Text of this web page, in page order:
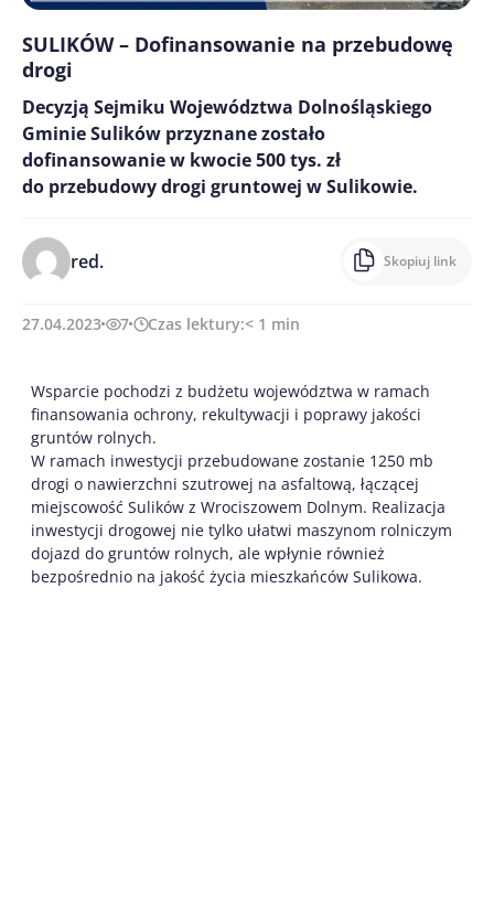
SULIKÓW – Dofinansowanie na przebudowę
drogi
Decyzją Sejmiku Województwa Dolnośląskiego
Gminie Sulików przyznane zostało
dofinansowanie w kwocie 500 tys. zł
do przebudowy drogi gruntowej w Sulikowie.
red. Skopiuj link
27.04.2023 7 Czas lektury:< 1 min
Wsparcie pochodzi z budżetu województwa w ramach
finansowania ochrony, rekultywacji i poprawy jakości
gruntów rolnych.
W ramach inwestycji przebudowane zostanie 1250 mb
drogi o nawierzchni szutrowej na asfaltową, łączącej
miejscowość Sulików z Wrociszowem Dolnym. Realizacja
inwestycji drogowej nie tylko ułatwi maszynom rolniczym
dojazd do gruntów rolnych, ale wpłynie również
bezpośrednio na jakość życia mieszkańców Sulikowa.